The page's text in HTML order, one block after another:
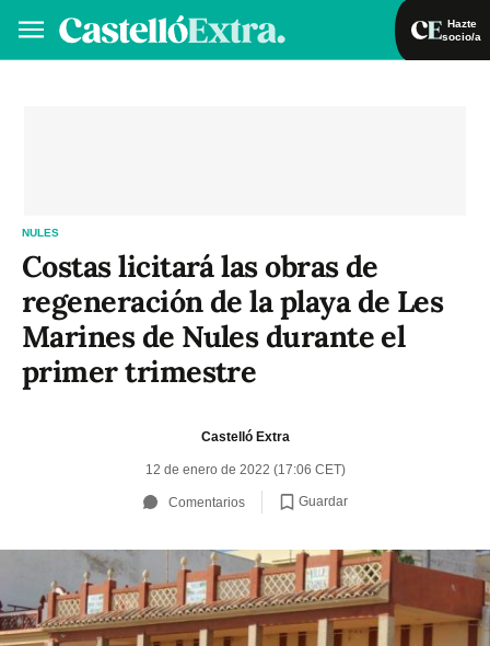
Hazte
socio/a
NULES
Costas licitará las obras de
regeneración de la playa de Les
Marines de Nules durante el
primer trimestre
Castelló Extra
12 de enero de 2022 (17:06 CET)
Comentarios Guardar